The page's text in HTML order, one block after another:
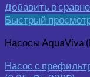
Добавить в
Быстрый
Насосы AquaViva
Насос с